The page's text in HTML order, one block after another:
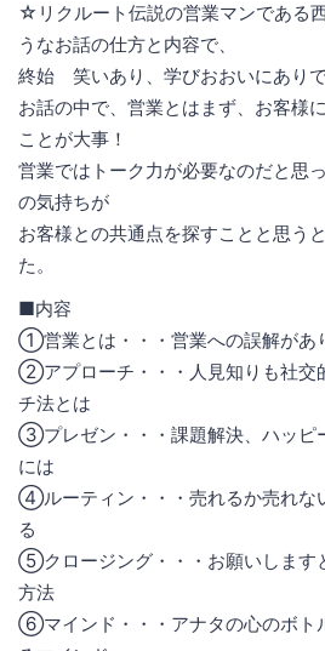
☆リクルート伝説の営業マンである
うなお話の仕方と内容で、
終始 笑いあり、学びおおいにあり
お話の中で、営業とはまず、お客様
ことが大事！
営業ではトーク力が必要なのだと思
の気持ちが
お客様との共通点を探すことと思う
た。
■内容
①営業とは・・・営業への誤解があ
②アプローチ・・・人見知りも社交
チ法とは
③プレゼン・・・課題解決、ハッピ
には
④ルーティン・・・売れるか売れな
る
⑤クロージング・・・お願いします
方法
⑥マインド・・・アナタの心のボト